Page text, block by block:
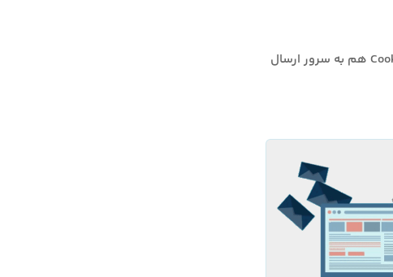
در دفعات بعد، هنگامی که کاربر درخواستی را به آن وب‌سرور ارسال کند، اطلاعات Cookie هم به سرور ارسال